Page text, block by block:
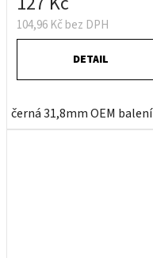
104,96 Kč bez DPH
DETAIL
černá 31,8mm OEM balení